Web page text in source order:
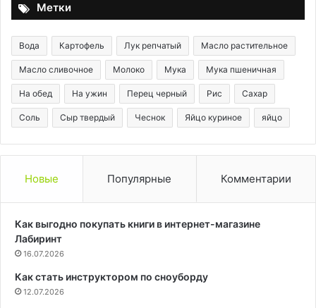
Метки
Вода Картофель Лук репчатый Масло растительное
Масло сливочное Молоко Мука Мука пшеничная
На обед На ужин Перец черный Рис Сахар
Соль Сыр твердый Чеснок Яйцо куриное яйцо
Новые Популярные Комментарии
Как выгодно покупать книги в интернет-магазине
Лабиринт
16.07.2026
Как стать инструктором по сноуборду
12.07.2026